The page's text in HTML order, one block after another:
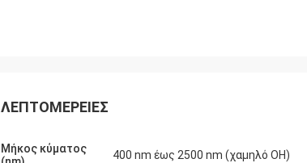
ΛΕΠΤΟΜΈΡΕΙΕΣ
Μήκος κύματος
400 nm έως 2500 nm (χαμηλό OH)